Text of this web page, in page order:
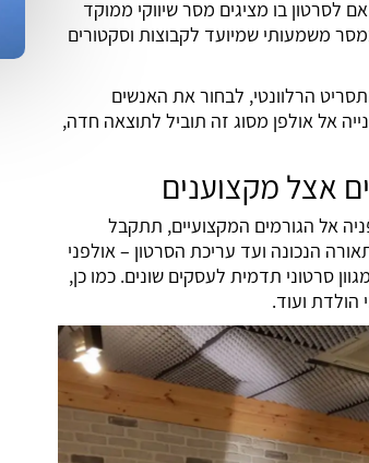
לסרטון בו מציגים מסר שיווקי ממוקד
משמעותי שמיועד לקבוצות וסקטורים
הרלוונטי, לבחור את האנשים
אל אולפן מסוג זה תוביל לתוצאה חדה,
אצל מקצוענים
אל הגורמים המקצועיים, תתקבל
הנכונה ועד עריכת הסרטון – אולפני
סרטוני תדמית לעסקים שונים. כמו כן,
הולדת ועוד.